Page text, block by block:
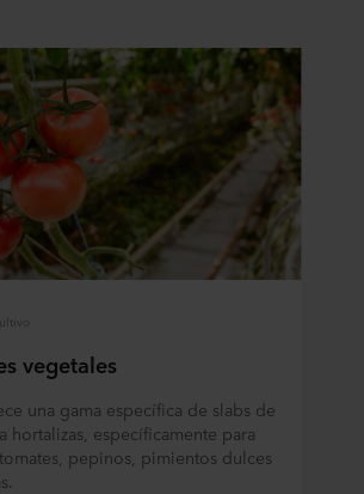
vegetales
una gama específica de slabs de
hortalizas, específicamente para
pepinos, pimientos dulces